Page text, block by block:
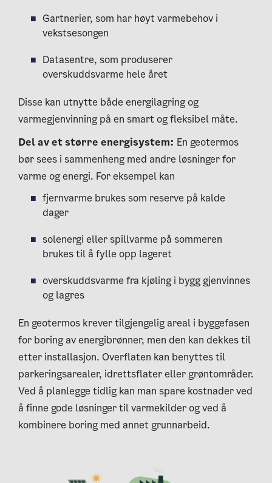
Gartnerier, som har høyt varmebehov i
vekstsesongen
Datasentre, som produserer
overskuddsvarme hele året
Disse kan utnytte både energilagring og
varmegjenvinning på en smart og fleksibel måte.
Del av et større energisystem: En geotermos
bør sees i sammenheng med andre løsninger for
varme og energi. For eksempel kan
fjernvarme brukes som reserve på kalde
dager
solenergi eller spillvarme på sommeren
brukes til å fylle opp lageret
overskuddsvarme fra kjøling i bygg gjenvinnes
og lagres
En geotermos krever tilgjengelig areal i byggefasen
for boring av energibrønner, men den kan dekkes til
etter installasjon. Overflaten kan benyttes til
parkeringsarealer, idrettsflater eller grøntområder.
Ved å planlegge tidlig kan man spare kostnader ved
å finne gode løsninger til varmekilder og ved å
kombinere boring med annet grunnarbeid.